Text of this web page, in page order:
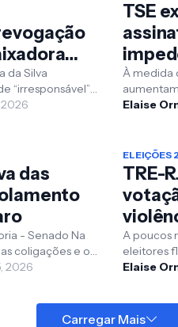
da Silva
“irresponsável”
dos
TSE
À medida
segurança
Elaise
das
- Senado Na
coligações e os
se instala
2026
ELEIÇÕES
TRE-
A poucos
eleitores
a uma
Elaise
Carregar Mais